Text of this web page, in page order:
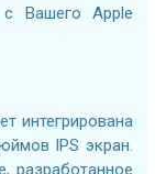
с Вашего Apple
интегрирована
IPS экран.
разработанное